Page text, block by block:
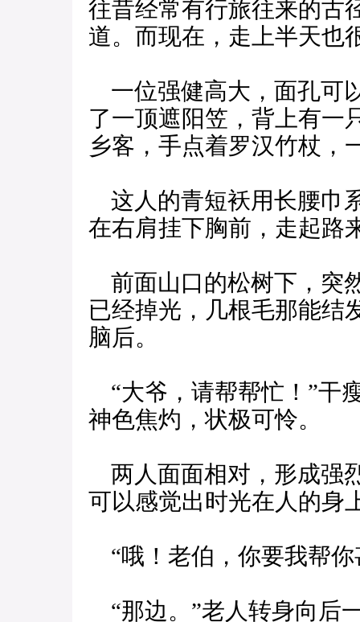
往昔经常有行旅往来的古
道。而现在，走上半天也
一位强健高大，面孔可
了一顶遮阳笠，背上有一
乡客，手点着罗汉竹杖，
这人的青短袄用长腰巾
在右肩挂下胸前，走起路
前面山口的松树下，突
已经掉光，几根毛那能结
脑后。
“大爷，请帮帮忙！”干
神色焦灼，状极可怜。
两人面面相对，形成强
可以感觉出时光在人的身
“哦！老伯，你要我帮你
“那边。”老人转身向后